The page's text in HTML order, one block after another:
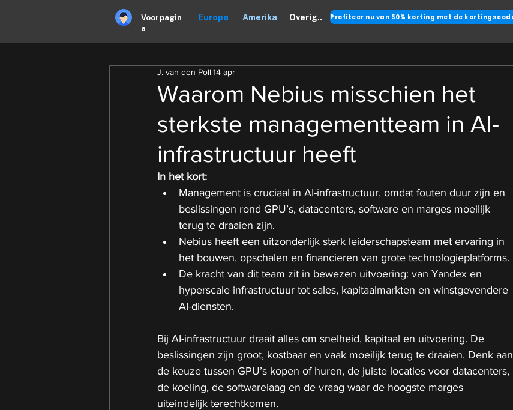
Voorpagin
a
Europa Amerika Overig..
Waarom Nebius misschien het
sterkste managementteam in AI-
infrastructuur heeft
J. van den Poll 14 apr
In het kort:
Management is cruciaal in AI-infrastructuur, omdat fouten duur zijn en
beslissingen rond GPU’s, datacenters, software en marges moeilijk
terug te draaien zijn.
Nebius heeft een uitzonderlijk sterk leiderschapsteam met ervaring in
het bouwen, opschalen en financieren van grote technologieplatforms.
De kracht van dit team zit in bewezen uitvoering: van Yandex en
hyperscale infrastructuur tot sales, kapitaalmarkten en winstgevendere
AI-diensten.
Bij AI-infrastructuur draait alles om snelheid, kapitaal en uitvoering. De
beslissingen zijn groot, kostbaar en vaak moeilijk terug te draaien. Denk aan
de keuze tussen GPU’s kopen of huren, de juiste locaties voor datacenters,
de koeling, de softwarelaag en de vraag waar de hoogste marges
uiteindelijk terechtkomen.